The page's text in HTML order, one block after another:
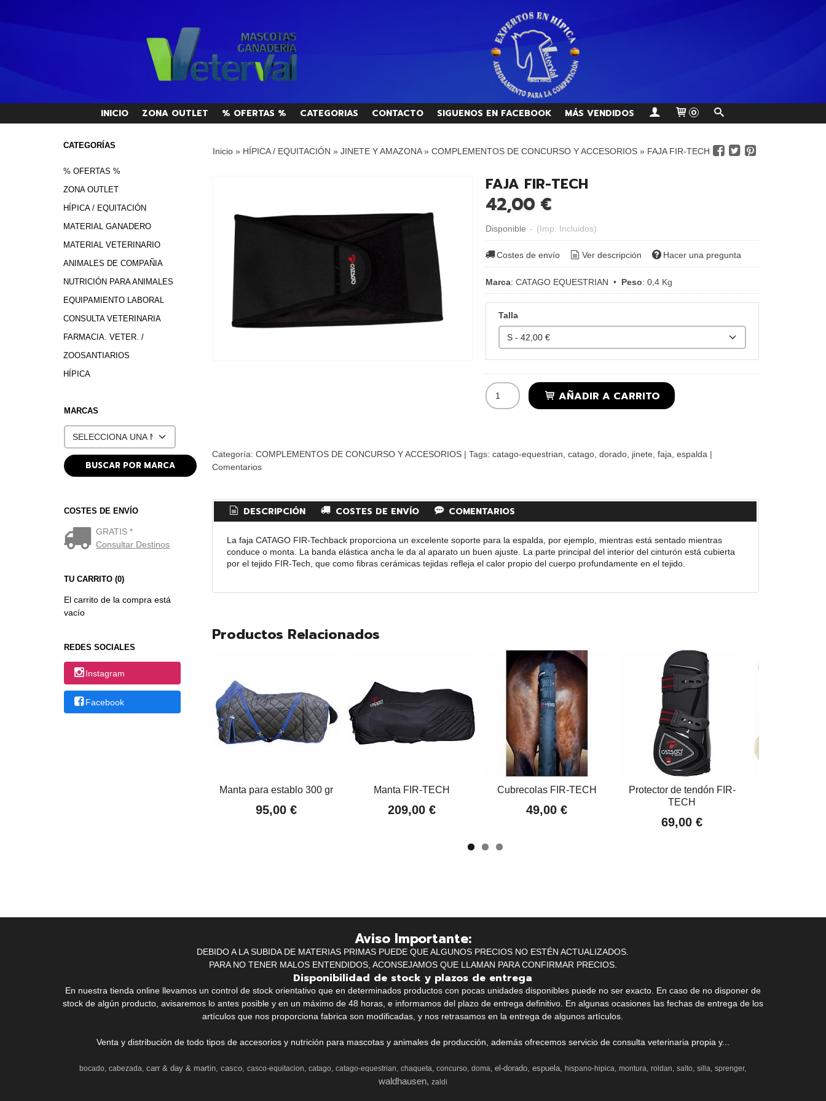
INICIO ZONA OUTLET % OFERTAS % CATEGORIAS CONTACTO SIGUENOS EN FACEBOOK MÁS VENDIDOS 0
CATEGORÍAS
% OFERTAS %
ZONA OUTLET
HÍPICA / EQUITACIÓN
MATERIAL GANADERO
MATERIAL VETERINARIO
ANIMALES DE COMPAÑIA
NUTRICIÓN PARA ANIMALES
EQUIPAMIENTO LABORAL
CONSULTA VETERINARIA
FARMACIA. VETER. /
ZOOSANTIARIOS
HÍPICA
MARCAS
COSTES DE ENVÍO
GRATIS *
Consultar Destinos
TU CARRITO (0)
El carrito de la compra está
vacío
REDES SOCIALES
Instagram
Facebook
Inicio» HÍPICA / EQUITACIÓN » JINETE Y AMAZONA» COMPLEMENTOS DE CONCURSO Y ACCESORIOS» FAJA FIR-TECH
FAJA FIR-TECH
42,00 €
Disponible - (Imp. Incluidos)
Costes de envío Ver descripción Hacer una pregunta
Marca: CATAGO EQUESTRIAN • Peso: 0,4 Kg
Talla
AÑADIR A CARRITO
Categoría: COMPLEMENTOS DE CONCURSO Y ACCESORIOS| Tags: catago-equestrian catago dorado jinete faja espalda |
Comentarios
DESCRIPCIÓN COSTES DE ENVÍO COMENTARIOS
La faja CATAGO FIR-Techback proporciona un excelente soporte para la espalda, por ejemplo, mientras está sentado mientras
conduce o monta. La banda elástica ancha le da al aparato un buen ajuste. La parte principal del interior del cinturón está cubierta
por el tejido FIR-Tech, que como fibras cerámicas tejidas refleja el calor propio del cuerpo profundamente en el tejido.
Productos Relacionados
Manta para establo 300 gr
95,00 €
Manta FIR-TECH
209,00 €
Cubrecolas FIR-TECH
49,00 €
Protector de tendón FIR-
TECH
69,00 €
Aviso Importante:
DEBIDO A LA SUBIDA DE MATERIAS PRIMAS PUEDE QUE ALGUNOS PRECIOS NO ESTÉN ACTUALIZADOS.
PARA NO TENER MALOS ENTENDIDOS, ACONSEJAMOS QUE LLAMAN PARA CONFIRMAR PRECIOS.
Disponibilidad de stock y plazos de entrega
En nuestra tienda online llevamos un control de stock orientativo que en determinados productos con pocas unidades disponibles puede no ser exacto. En caso de no disponer de
stock de algún producto, avisaremos lo antes posible y en un máximo de 48 horas, e informamos del plazo de entrega definitivo. En algunas ocasiones las fechas de entrega de los
artículos que nos proporciona fabrica son modificadas, y nos retrasamos en la entrega de algunos artículos.
Venta y distribución de todo tipos de accesorios y nutrición para mascotas y animales de producción, además ofrecemos servicio de consulta veterinaria propia y...
bocado cabezada carr & day & martin casco casco-equitacion catago catago-equestrian chaqueta concurso doma el-dorado espuela hispano-hipica montura roldan salto silla sprenger
waldhausen zaldi